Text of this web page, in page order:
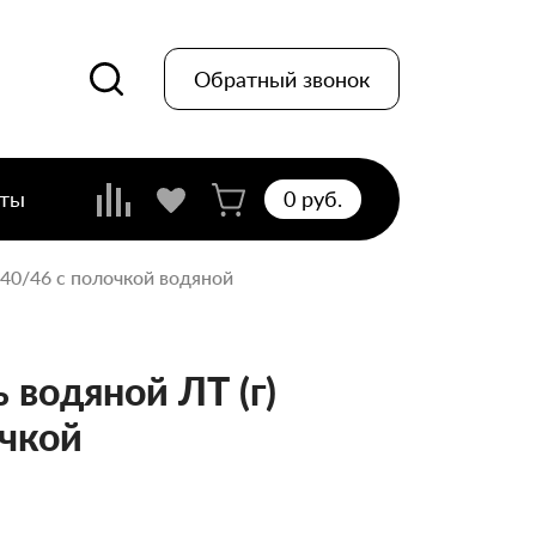
Обратный звонок
0 pуб.
46 с полочкой водяной
ЛТ (г)